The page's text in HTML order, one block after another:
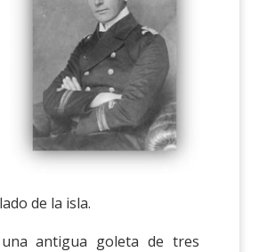
de la isla.
antigua goleta de tres